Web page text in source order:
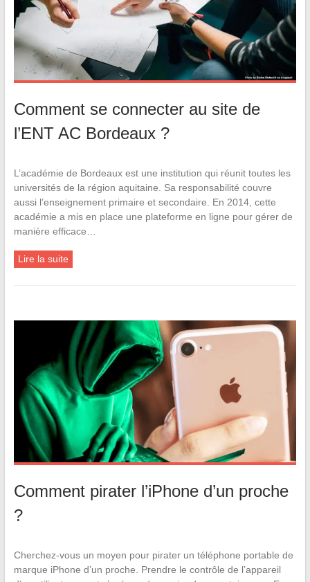
Comment se connecter au site de
l’ENT AC Bordeaux ?
L’académie de Bordeaux est une institution qui réunit toutes les
universités de la région aquitaine. Sa responsabilité couvre
aussi l’enseignement primaire et secondaire. En 2014, cette
académie a mis en place une plateforme en ligne pour gérer de
manière efficace…
Lire la suite
Comment pirater l’iPhone d’un proche
?
Cherchez-vous un moyen pour pirater un téléphone portable de
marque iPhone d’un proche. Prendre le contrôle de l’appareil